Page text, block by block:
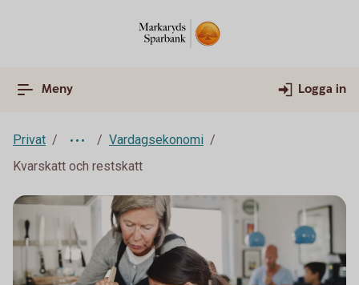
Meny Logga in
Privat
Vardagsekonomi
Kvarskatt och restskatt